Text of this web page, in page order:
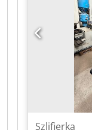
ciężarówek,
dostawy
stanie AS-IS,
ogólne). W
próbnej
spotkanie.
telefoniczny,
miejscu.
3 5391 LR
Szlifierka